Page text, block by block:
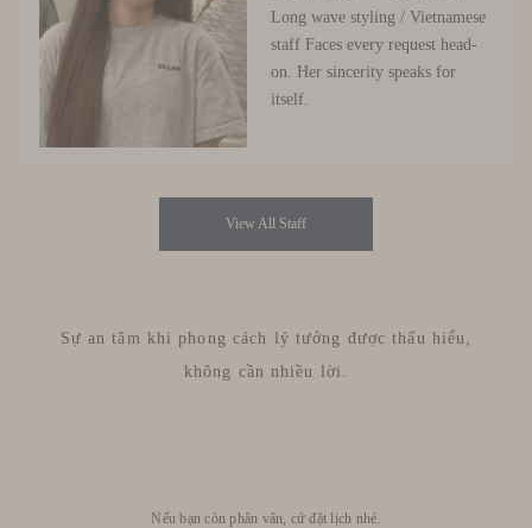
Long wave styling / Vietnamese
staff Faces every request head-
on. Her sincerity speaks for
itself.
View All Staff
Sự an tâm khi phong cách lý tưởng được thấu hiểu,
không cần nhiều lời.
Nếu bạn còn phân vân, cứ đặt lịch nhé.